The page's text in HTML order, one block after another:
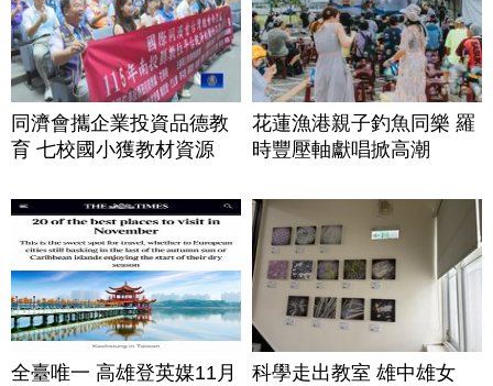
同濟會攜企業投資品德教
育 七校國小獲教材資源
花蓮漁港親子釣魚同樂 羅
時豐壓軸獻唱掀高潮
全臺唯一 高雄登英媒11月
科學走出教室 雄中雄女